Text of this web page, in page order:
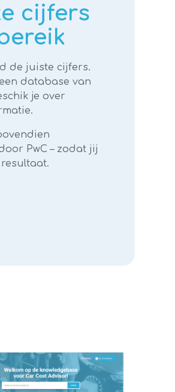
cijfers
de juiste cijfers.
database van
je over
PwC – zodat jij